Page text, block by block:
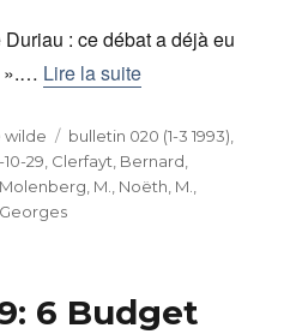
: ce débat a déjà eu
».… Lire la suite
wilde Catégories
bulletin 020 (1-3 1993)
10-29 Clerfayt, Bernard
Molenberg, M. Noëth, M.
6 Budget